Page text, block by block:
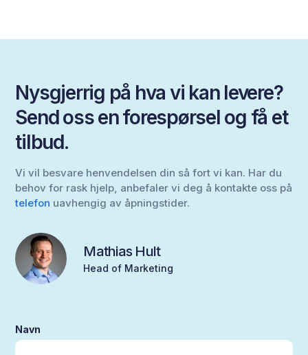
Nysgjerrig på hva vi kan levere?
Send oss en forespørsel og få et
tilbud.
Vi vil besvare henvendelsen din så fort vi kan. Har du
behov for rask hjelp, anbefaler vi deg å kontakte oss på
telefon uavhengig av åpningstider.
Mathias Hult
Head of Marketing
Navn